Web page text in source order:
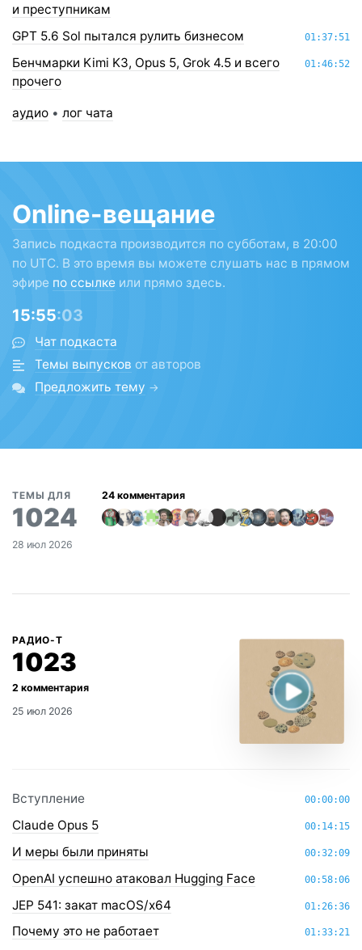
и преступникам
01:37:51
GPT 5.6 Sol пытался рулить бизнесом
01:46:52
Бенчмарки Kimi K3, Opus 5, Grok 4.5 и всего
прочего
аудио • лог чата
Online-вещание
Запись подкаста производится по субботам, в 20:00
по UTC. В это время вы можете слушать нас в прямом
эфире по ссылке или прямо здесь.
15:55:03
Чат подкаста
Темы выпусков от авторов
Предложить тему →
ТЕМЫ ДЛЯ
1024
28 июл 2026
РАДИО-Т
1023
25 июл 2026
00:00:00
Вступление
00:14:15
Claude Opus 5
00:32:09
И меры были приняты
00:58:06
OpenAI успешно атаковал Hugging Face
01:26:36
JEP 541: закат macOS/x64
01:33:21
Почему это не работает